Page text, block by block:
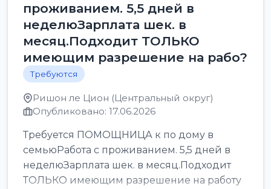
проживанием. 5,5 дней в
неделюЗарплата шек. в
месяц.Подходит ТОЛЬКО
имеющим разрешение на рабо?
Требуются
Ришон ле Цион (Центральный округ)
Опубликовано: 17.06.2026
Требуется ПОМОЩНИЦА к по дому в
семьюРабота с проживанием. 5,5 дней в
неделюЗарплата шек. в месяц.Подходит
ТОЛЬКО имеющим разрешение на работу